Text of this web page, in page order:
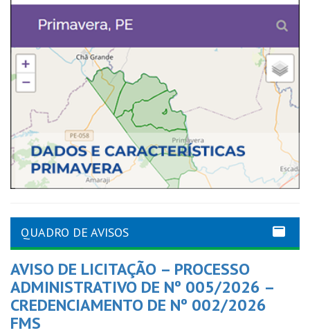
QUADRO DE AVISOS
AVISO DE LICITAÇÃO – PROCESSO
ADMINISTRATIVO DE Nº 005/2026 –
CREDENCIAMENTO DE Nº 002/2026
FMS